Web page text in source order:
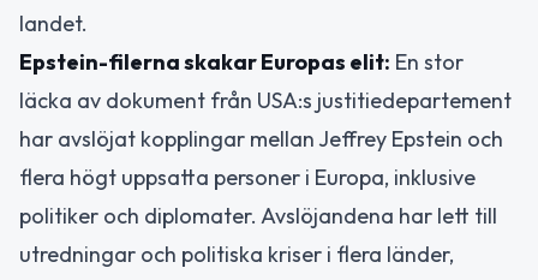
landet.
Epstein-filerna skakar Europas elit: En stor
läcka av dokument från USA:s justitiedepartement
har avslöjat kopplingar mellan Jeffrey Epstein och
flera högt uppsatta personer i Europa, inklusive
politiker och diplomater. Avslöjandena har lett till
utredningar och politiska kriser i flera länder,